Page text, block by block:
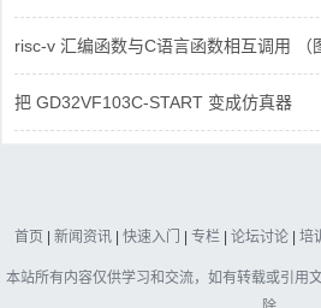
risc-v 汇编函数与C语言函数相互调用 （
把 GD32VF103C-START 变成仿真器
首页 | 新闻资讯 | 快速入门 | 专栏 | 论坛讨论 | 培
本站所有内容仅供学习和交流，如有转载或引用